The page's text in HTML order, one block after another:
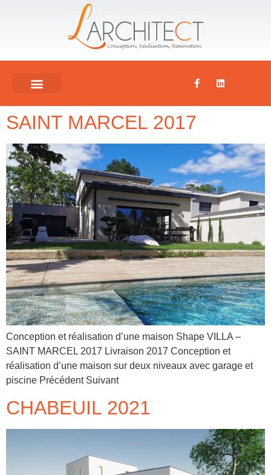
SAINT MARCEL 2017
Conception et réalisation d’une maison Shape VILLA –
SAINT MARCEL 2017 Livraison 2017 Conception et
réalisation d’une maison sur deux niveaux avec garage et
piscine Précédent Suivant
CHABEUIL 2021